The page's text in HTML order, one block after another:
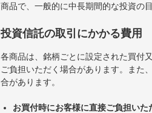
商品で、一般的に中長期間的な投資の
投資信託の取引にかかる費用
各商品は、銘柄ごとに設定された買付
ご負担いただく場合があります。また
合があります。
お買付時にお客様に直接ご負担いた